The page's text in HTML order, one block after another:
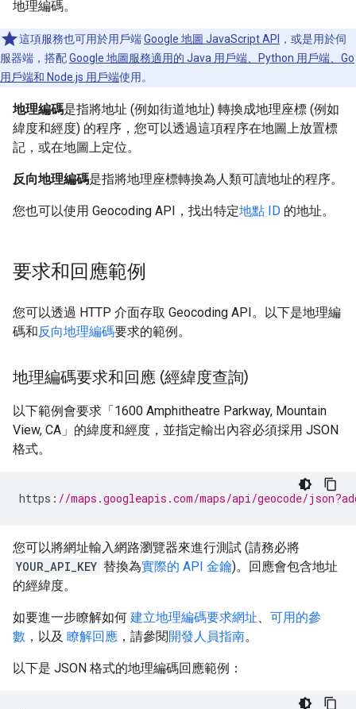
地理編碼。
這項服務也可用於用戶端Google 地圖 JavaScript API
，或是用於伺
服器端，搭配Google 地圖服務適用的 Java 用戶端、Python 用戶端、Go
用戶端和 Node.js 用戶端使用。
地理編碼是指將地址 (例如街道地址) 轉換成地理座標 (例如
緯度和經度) 的程序，您可以透過這項程序在地圖上放置標
記，或在地圖上定位。
反向地理編碼是指將地理座標轉換為人類可讀地址的程序。
您也可以使用 Geocoding API，找出特定地點 ID 的地址。
要求和回應範例
您可以透過 HTTP 介面存取 Geocoding API。以下是地理編
碼和反向地理編碼要求的範例。
地理編碼要求和回應 (經緯度查詢)
以下範例會要求「1600 Amphitheatre Parkway, Mountain
View, CA」的緯度和經度，並指定輸出內容必須採用 JSON
格式。
https : //maps.googleapis.com/maps/api/geocode/
您可以將網址輸入網路瀏覽器來進行測試 (請務必將
YOUR_API_KEY 替換為實際的 API 金鑰)。回應會包含地址
的經緯度。
如要進一步瞭解如何 建立地理編碼要求網址、 可用的參
數 ，以及 瞭解回應 ，請參閱開發人員指南。
以下是 JSON 格式的地理編碼回應範例：